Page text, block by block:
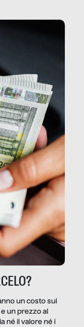
un costo sul
un prezzo al
né il valore né i